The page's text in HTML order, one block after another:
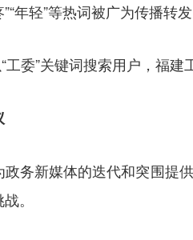
”“年轻”等热词被广为传播转发
工委”关键词搜索用户，福建
务新媒体的迭代和突围提
。